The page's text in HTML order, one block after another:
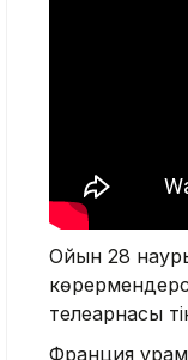
Ойын 28
телеарнасы
Франция